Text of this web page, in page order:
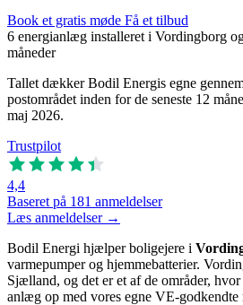
Book et gratis møde Få et tilbud
6 energianlæg installeret i Vordingborg
måneder
Tallet dækker Bodil Energis egne
postområdet inden for de seneste 12
maj 2026.
Trustpilot
4,4
Baseret på 181 anmeldelser
Læs anmeldelser →
Bodil Energi hjælper boligejere i
varmepumper og hjemmebatterier.
Sjælland, og det er et af de områder,
anlæg op med vores egne VE-godkendte